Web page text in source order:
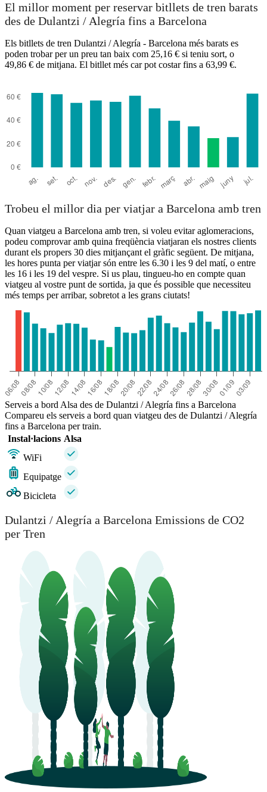
Dulantzi / Alegría
El millor moment per reservar bitllets de tren barats
des de Dulantzi / Alegría fins a Barcelona
Els bitllets de tren Dulantzi / Alegría - Barcelona més barats es
poden trobar per un preu tan baix com 25,16 € si teniu sort, o
49,86 € de mitjana. El bitllet més car pot costar fins a 63,99 €.
Trobeu el millor dia per viatjar a Barcelona amb tren
Quan viatgeu a Barcelona amb tren, si voleu evitar aglomeracions,
podeu comprovar amb quina freqüència viatjaran els nostres clients
durant els propers 30 dies mitjançant el gràfic següent. De mitjana,
les hores punta per viatjar són entre les 6.30 i les 9 del matí, o entre
les 16 i les 19 del vespre. Si us plau, tingueu-ho en compte quan
viatgeu al vostre punt de sortida, ja que és possible que necessiteu
més temps per arribar, sobretot a les grans ciutats!
Serveis a bord Alsa des de Dulantzi / Alegría fins a Barcelona
Compareu els serveis a bord quan viatgeu des de Dulantzi / Alegría
fins a Barcelona per train.
Instal·lacions Alsa
WiFi
Equipatge
Bicicleta
Dulantzi / Alegría a Barcelona Emissions de CO2
per Tren